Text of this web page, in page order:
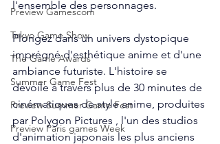
Preview Gamescom
Tokyo Game Show
The Game Awards
Summer Game Fest
Preview Summer Game Fest
Preview Paris games Week
l'ensemble des personnages.
Plongez dans un univers dystopique
imprégné d'esthétique anime et d'une
ambiance futuriste. L'histoire se
dévoile à travers plus de 30 minutes de
cinématiques de style anime, produites
par Polygon Pictures , l'un des studios
d'animation japonais les plus anciens